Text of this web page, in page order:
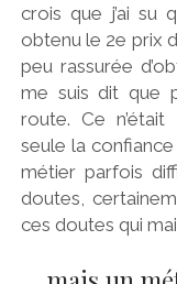
crois que j’ai su
obtenu le 2e prix
peu rassurée
me suis dit que
route. Ce
seule la
métier parfois
doutes,
ces doutes qui